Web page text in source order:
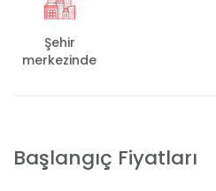
Şehir
merkezinde
Başlangıç Fiyatları